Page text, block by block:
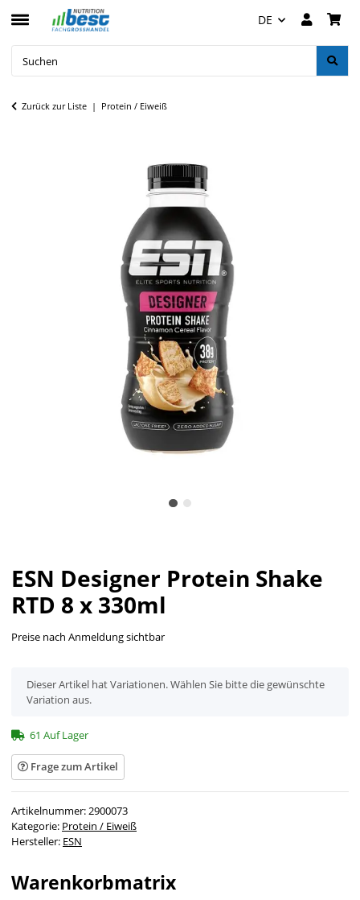
DE
Zurück zur Liste Protein / Eiweiß
ESN Designer Protein Shake
RTD 8 x 330ml
Preise nach Anmeldung sichtbar
x
Dieser Artikel hat Variationen. Wählen Sie bitte die gewünschte
Variation aus.
61 Auf Lager
Frage zum Artikel
Artikelnummer:2900073
Kategorie: Protein / Eiweiß
Hersteller: ESN
Warenkorbmatrix